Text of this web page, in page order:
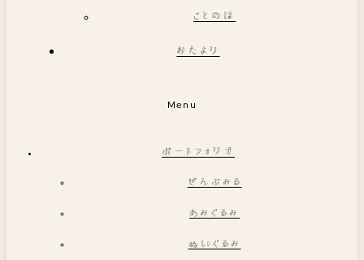
ことのは
おたより
Menu
ポートフォリオ
ぜんぶみる
あみぐるみ
ぬいぐるみ